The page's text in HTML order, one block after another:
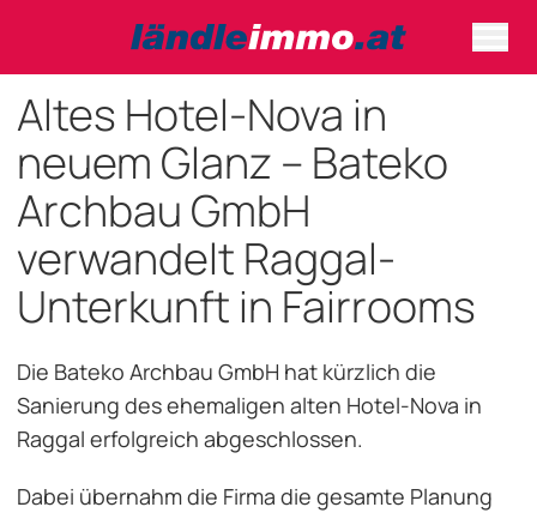
Altes Hotel-Nova in
neuem Glanz – Bateko
Archbau GmbH
verwandelt Raggal-
Unterkunft in Fairrooms
Die Bateko Archbau GmbH hat kürzlich die
Sanierung des ehemaligen alten Hotel-Nova in
Raggal erfolgreich abgeschlossen.
Dabei übernahm die Firma die gesamte Planung